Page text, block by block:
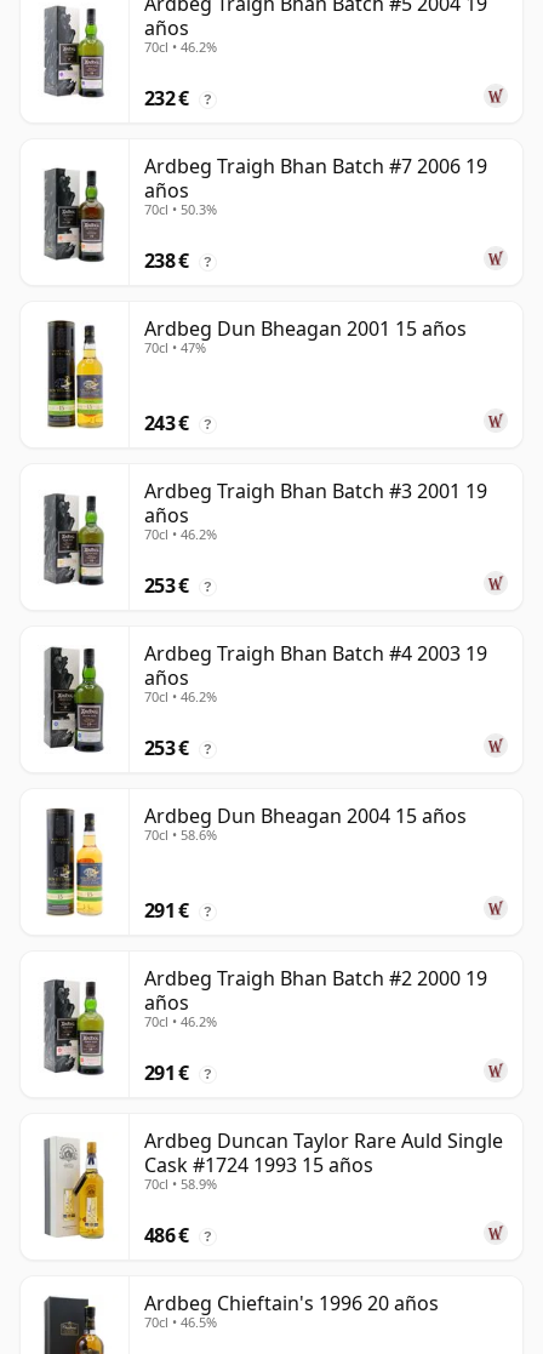
años
70cl • 46.2%
232 € ?
Ardbeg Traigh Bhan Batch #7 2006 19
años
70cl • 50.3%
238 € ?
Ardbeg Dun Bheagan 2001 15 años
70cl • 47%
243 € ?
Ardbeg Traigh Bhan Batch #3 2001 19
años
70cl • 46.2%
253 € ?
Ardbeg Traigh Bhan Batch #4 2003 19
años
70cl • 46.2%
253 € ?
Ardbeg Dun Bheagan 2004 15 años
70cl • 58.6%
291 € ?
Ardbeg Traigh Bhan Batch #2 2000 19
años
70cl • 46.2%
291 € ?
Ardbeg Duncan Taylor Rare Auld Single
Cask #1724 1993 15 años
70cl • 58.9%
486 € ?
Ardbeg Chieftain's 1996 20 años
70cl • 46.5%